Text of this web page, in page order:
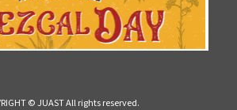
© JUAST All rights reserved.